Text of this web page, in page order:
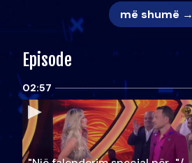
më shumë →
Episode
02:57